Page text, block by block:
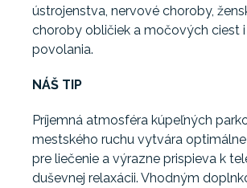
ústrojenstva, nervové choroby,
choroby obličiek a močových ciest
povolania.
NÁŠ TIP
Príjemná atmosféra kúpeľných
mestského ruchu vytvára
pre liečenie a výrazne prispieva k
duševnej relaxácii. Vhodným